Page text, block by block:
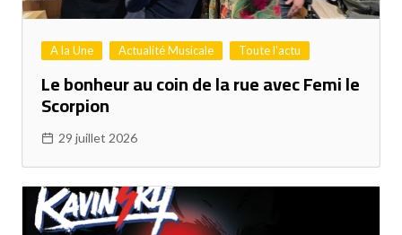
A la Une Actualité Musicale Toute l'actu
Le bonheur au coin de la rue avec Femi le
Scorpion
29 juillet 2026